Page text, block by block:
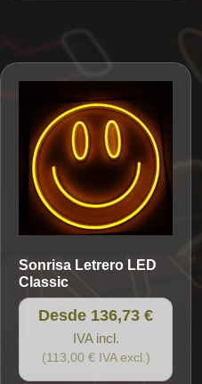
Sonrisa Letrero LED
Classic
Desde 136,73 €
IVA incl.
(113,00 € IVA excl.)